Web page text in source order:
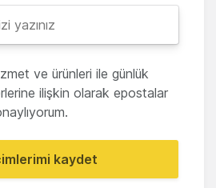
ve ürünleri ile günlük
ilişkin olarak epostalar
kaydet